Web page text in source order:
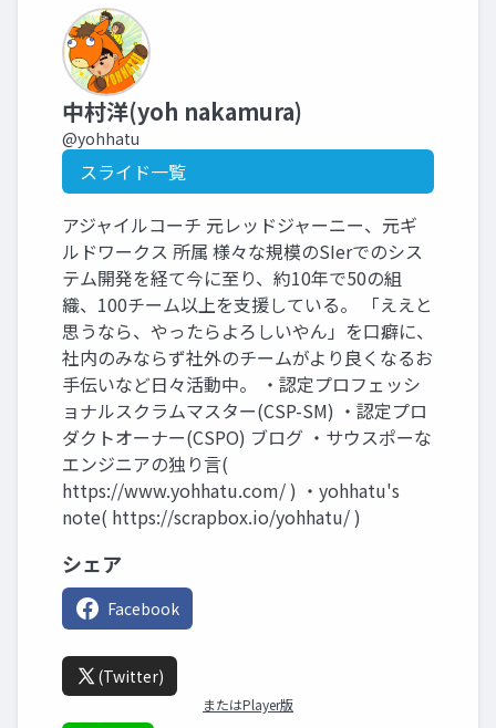
中村洋(yoh nakamura)
@yohhatu
スライド一覧
アジャイルコーチ 元レッドジャーニー、元ギ
ルドワークス 所属 様々な規模のSIerでのシス
テム開発を経て今に至り、約10年で50の組
織、100チーム以上を支援している。 「ええと
思うなら、やったらよろしいやん」を口癖に、
社内のみならず社外のチームがより良くなるお
手伝いなど日々活動中。 ・認定プロフェッシ
ョナルスクラムマスター(CSP-SM) ・認定プロ
ダクトオーナー(CSPO) ブログ ・サウスポーな
エンジニアの独り言(
https://www.yohhatu.com/ ) ・yohhatu's
note( https://scrapbox.io/yohhatu/ )
シェア
Facebook
(Twitter)
またはPlayer版